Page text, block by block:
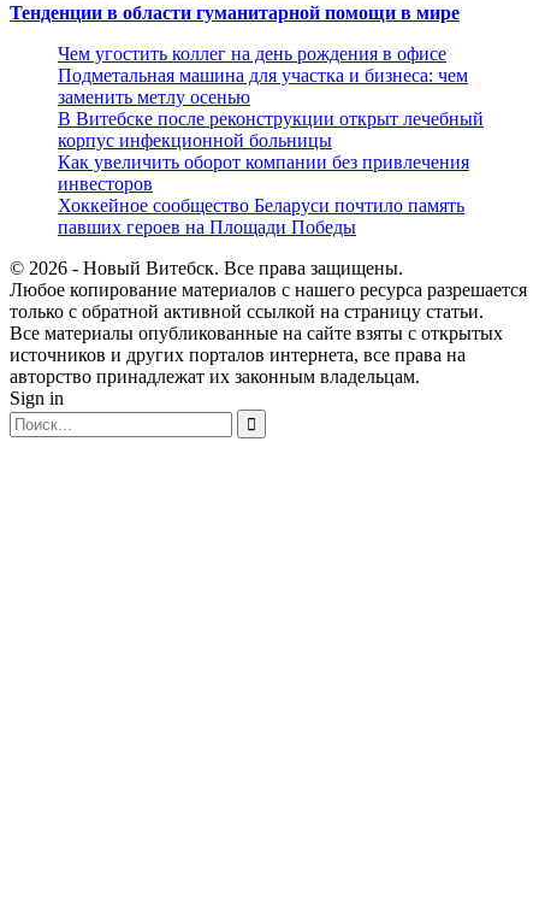
Тенденции в области гуманитарной помощи в мире
Чем угостить коллег на день рождения в офисе
Подметальная машина для участка и бизнеса: чем
заменить метлу осенью
В Витебске после реконструкции открыт лечебный
корпус инфекционной больницы
Как увеличить оборот компании без привлечения
инвесторов
Хоккейное сообщество Беларуси почтило память
павших героев на Площади Победы
© 2026 - Новый Витебск. Все права защищены.
Любое копирование материалов с нашего ресурса разрешается
только с обратной активной ссылкой на страницу статьи.
Все материалы опубликованные на сайте взяты с открытых
источников и других порталов интернета, все права на
авторство принадлежат их законным владельцам.
Sign in